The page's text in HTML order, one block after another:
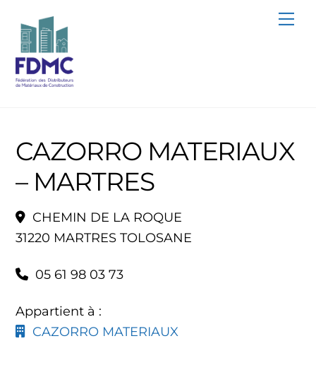
content
CAZORRO MATERIAUX
– MARTRES
CHEMIN DE LA ROQUE
31220 MARTRES TOLOSANE
05 61 98 03 73
Appartient à :
CAZORRO MATERIAUX